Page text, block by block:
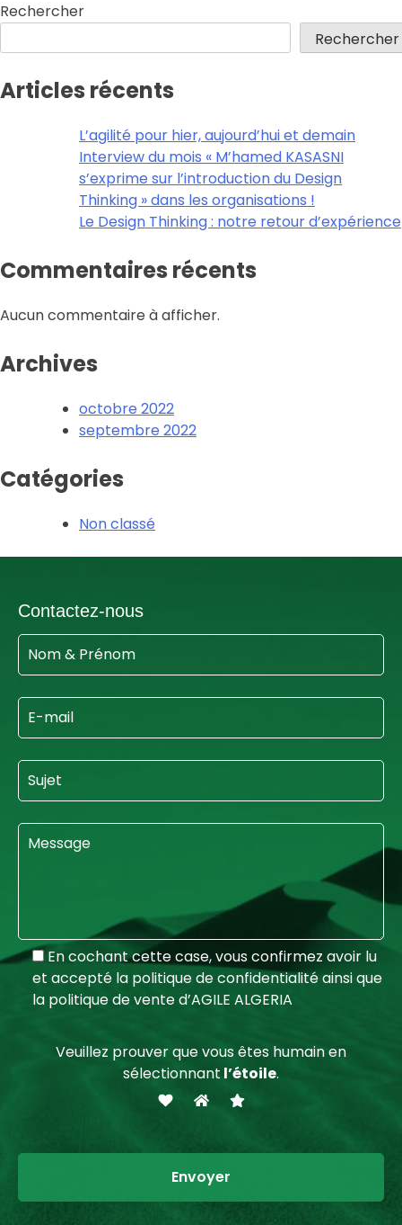
Rechercher
Rechercher
Articles récents
L’agilité pour hier, aujourd’hui et demain
Interview du mois « M’hamed KASASNI
s’exprime sur l’introduction du Design
Thinking » dans les organisations !
Le Design Thinking : notre retour d’expérience
Commentaires récents
Aucun commentaire à afficher.
Archives
octobre 2022
septembre 2022
Catégories
Non classé
Contactez-nous
En cochant cette case, vous confirmez avoir lu
et accepté la politique de confidentialité ainsi que
la politique de vente d’AGILE ALGERIA
Veuillez prouver que vous êtes humain en
sélectionnant l’étoile.